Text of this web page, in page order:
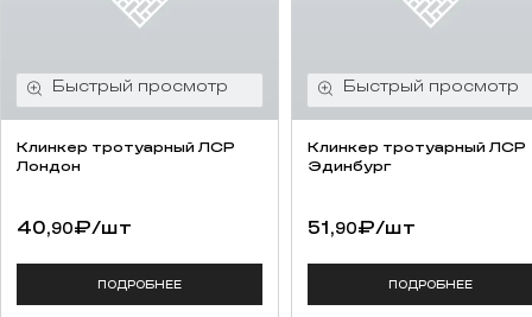
Детальные чертежи
Клинкер тротуарный ЛСР
Лондон
40,90₽/шт
ПОДРОБНЕЕ
Клинкер тротуарный ЛСР
Эдинбург
51,90₽/шт
ПОДРОБНЕЕ